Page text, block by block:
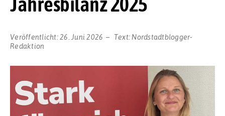
Veröffentlicht:26. Juni 2026 Text: Nordstadtblogger-
Redaktion